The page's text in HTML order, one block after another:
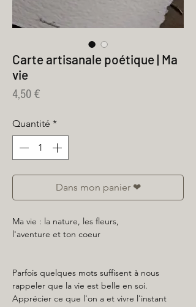
Carte artisanale poétique | Ma
vie
4,50 €Prix
Quantité *
Dans mon panier ❤
Ma vie : la nature, les fleurs,
l'aventure et ton coeur
Parfois quelques mots suffisent à nous
rappeler que la vie est belle en soi.
Apprécier ce que l'on a et vivre l'instant